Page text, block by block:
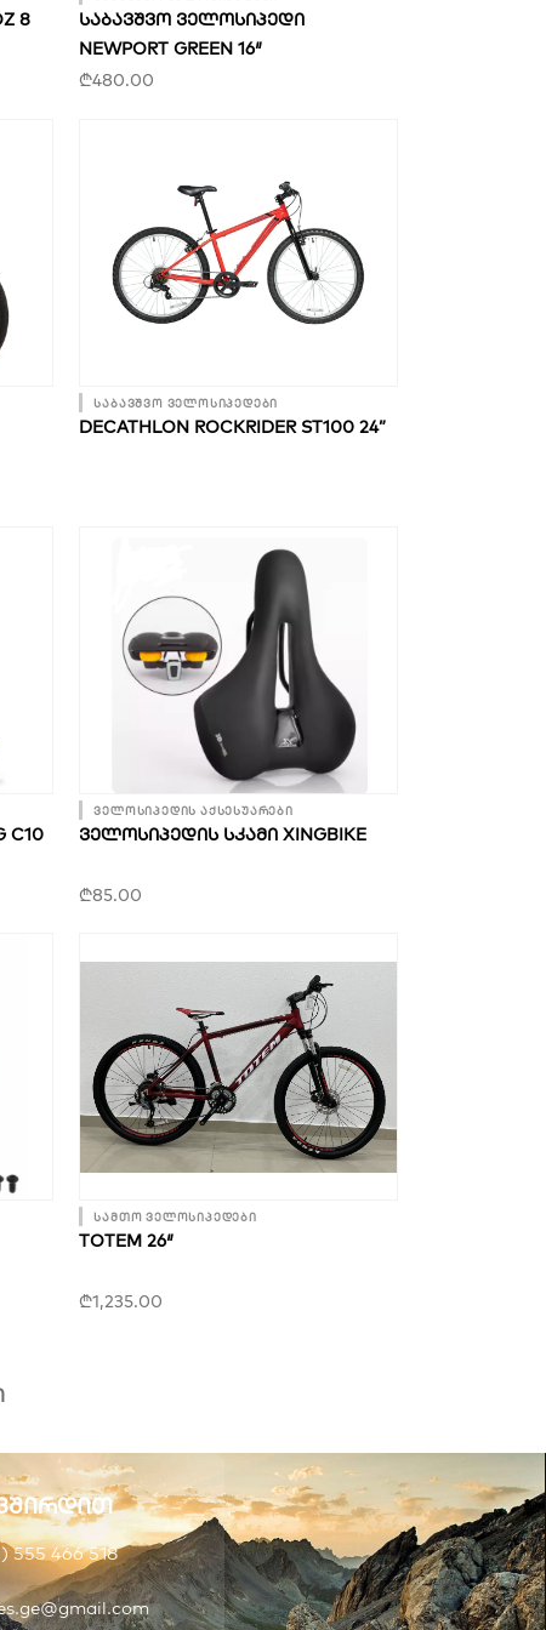
8
ᲡᲐᲑᲐᲕᲨᲕᲝ ᲕᲔᲚᲝᲡᲘᲞᲔᲓᲘ
NEWPORT GREEN 16″
₾480.00
საბავშვო ველოსიპედები
DECATHLON ROCKRIDER ST100 24”
C10
ველოსიპედის აქსესუარები
ᲕᲔᲚᲝᲡᲘᲞᲔᲓᲘᲡ ᲡᲙᲐᲛᲘ XINGBIKE
₾85.00
სამთო ველოსიპედები
TOTEM 26″
₾1,235.00
555 466 518